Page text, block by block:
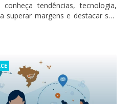
tendências, tecnologia,
superar margens e destacar seu